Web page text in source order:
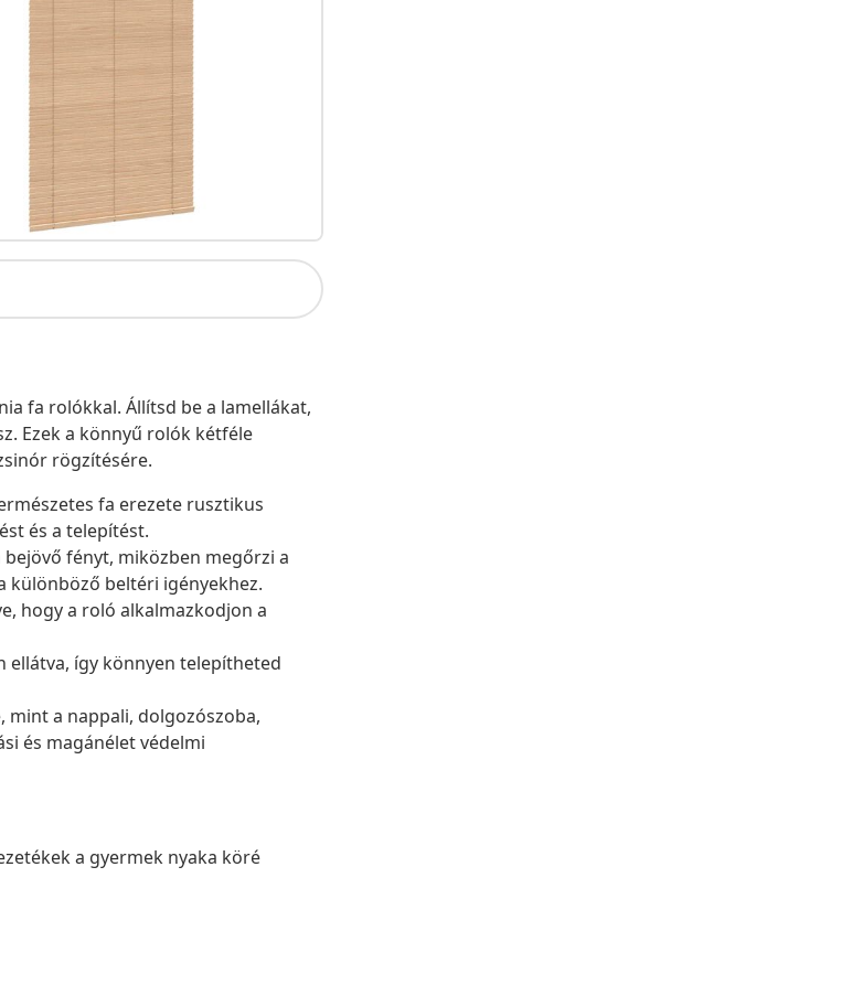
fa rolókkal. Állítsd be a lamellákat,
Ezek a könnyű rolók kétféle
rögzítésére.
fa erezete rusztikus
és a telepítést.
fényt, miközben megőrzi a
különböző beltéri igényekhez.
hogy a roló alkalmazkodjon a
ellátva, így könnyen telepítheted
mint a nappali, dolgozószoba,
és magánélet védelmi
a gyermek nyaka köré